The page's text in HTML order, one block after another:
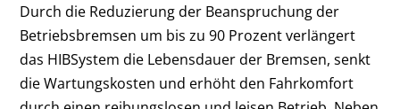
Durch die Reduzierung der Beanspruchung der
Betriebsbremsen um bis zu 90 Prozent verlängert
das HIBSystem die Lebensdauer der Bremsen, senkt
die Wartungskosten und erhöht den Fahrkomfort